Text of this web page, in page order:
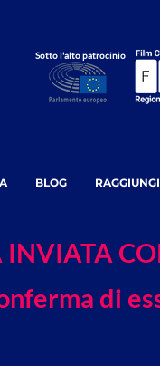
Sotto l'alto patrocinio
BLOG
di